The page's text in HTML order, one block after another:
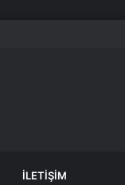
İLETIŞIM